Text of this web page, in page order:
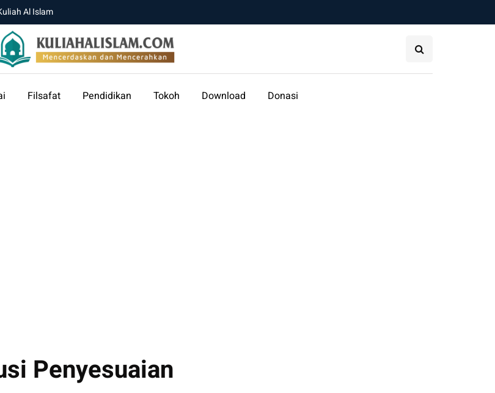
Al Islam
Filsafat Pendidikan Tokoh Download Donasi
Penyesuaian